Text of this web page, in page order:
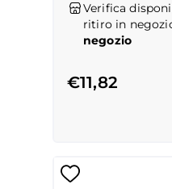
Verifica
ritiro in
negozio
€11,82